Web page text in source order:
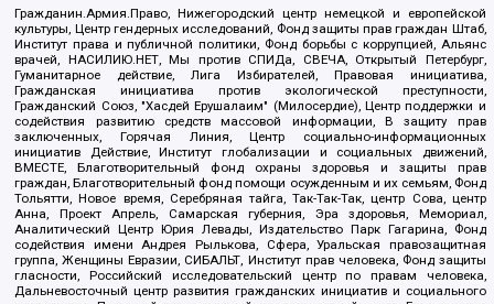
Гражданин.Армия.Право, Нижегородский центр немецкой и европейской
культуры, Центр гендерных исследований, Фонд защиты прав граждан Штаб,
Институт права и публичной политики, Фонд борьбы с коррупцией, Альянс
врачей, НАСИЛИЮ.НЕТ, Мы против СПИДа, СВЕЧА, Открытый Петербург,
Гуманитарное действие, Лига Избирателей, Правовая инициатива,
Гражданская инициатива против экологической преступности,
Гражданский Союз, "Хасдей Ерушалаим" (Милосердие), Центр поддержки и
содействия развитию средств массовой информации, В защиту прав
заключенных, Горячая Линия, Центр социально-информационных
инициатив Действие, Институт глобализации и социальных движений,
ВМЕСТЕ, Благотворительный фонд охраны здоровья и защиты прав
граждан, Благотворительный фонд помощи осужденным и их семьям, Фонд
Тольятти, Новое время, Серебряная тайга, Так-Так-Так, центр Сова, центр
Анна, Проект Апрель, Самарская губерния, Эра здоровья, Мемориал,
Аналитический Центр Юрия Левады, Издательство Парк Гагарина, Фонд
содействия имени Андрея Рылькова, Сфера, Уральская правозащитная
группа, Женщины Евразии, СИБАЛЬТ, Институт прав человека, Фонд защиты
гласности, Российский исследовательский центр по правам человека,
Дальневосточный центр развития гражданских инициатив и социального